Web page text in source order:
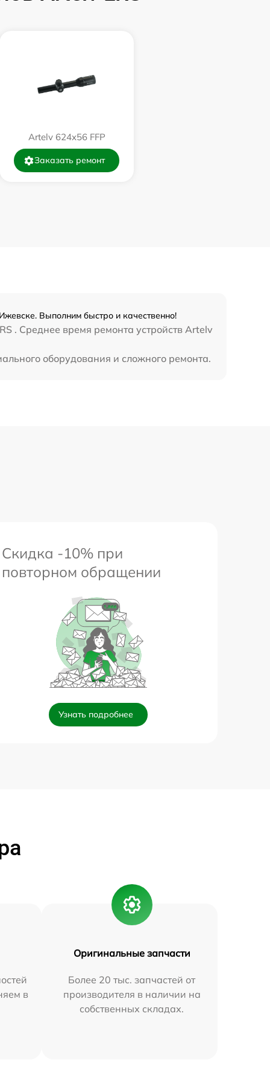
650 р
Artelv 624x56 FFP
Заказать ремонт
Выполним быстро и качественно!
. Среднее время ремонта устройств Artelv
оборудования и сложного ремонта.
Скидка -10% при
повторном обращении
Узнать подробнее
в
Оригинальные запчасти
Более 20 тыс. запчастей от
производителя в наличии на
собственных складах.